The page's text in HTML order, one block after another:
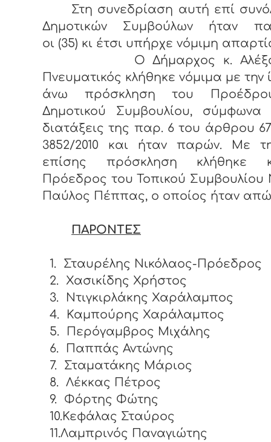
Στη συνεδρίαση αυτή επί
Δημοτικών Συμβούλων ήταν
οι (35) κι έτσι υπήρχε νόμιμη
Ο Δήμαρχος κ.
Πνευματικός κλήθηκε νόμιμα με την
άνω πρόσκληση του
Δημοτικού Συμβουλίου, σύμφωνα
διατάξεις της παρ. 6 του άρθρου
3852/2010 και ήταν παρών. Με
επίσης πρόσκληση κλήθηκε
Πρόεδρος του Τοπικού Συμβουλίου
Παύλος Πέππας, ο οποίος ήταν
ΠΑΡΟΝΤΕΣ
1.
Σταυρέλης Νικόλαος-Πρόεδρος
2.
Χασικίδης Χρήστος
3.
Ντιγκιρλάκης Χαράλαμπος
4.
Καμπούρης Χαράλαμπος
5.
Περόγαμβρος Μιχάλης
6.
Παππάς Αντώνης
7.
Σταματάκης Μάριος
8.
Λέκκας Πέτρος
9.
Φόρτης Φώτης
10.Κεφάλας Σταύρος
11.Λαμπρινός Παναγιώτης